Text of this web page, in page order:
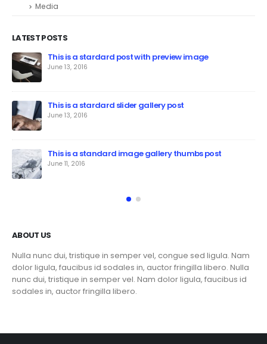
Media
LATEST POSTS
This is a stardard post with preview image
June 13, 2016
This is a stardard slider gallery post
June 13, 2016
This is a standard image gallery thumbs post
June 11, 2016
ABOUT US
Nulla nunc dui, tristique in semper vel, congue sed ligula. Nam
dolor ligula, faucibus id sodales in, auctor fringilla libero. Nulla
nunc dui, tristique in semper vel. Nam dolor ligula, faucibus id
sodales in, auctor fringilla libero.